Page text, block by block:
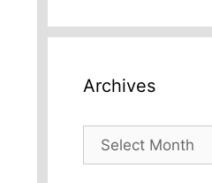
Archives
Archives